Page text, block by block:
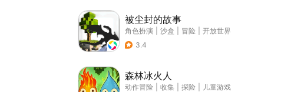
被尘封的故事
角色扮演 沙盒 冒险
开放世界
3.4
森林冰火人
动作冒险 收集 探险
儿童游戏